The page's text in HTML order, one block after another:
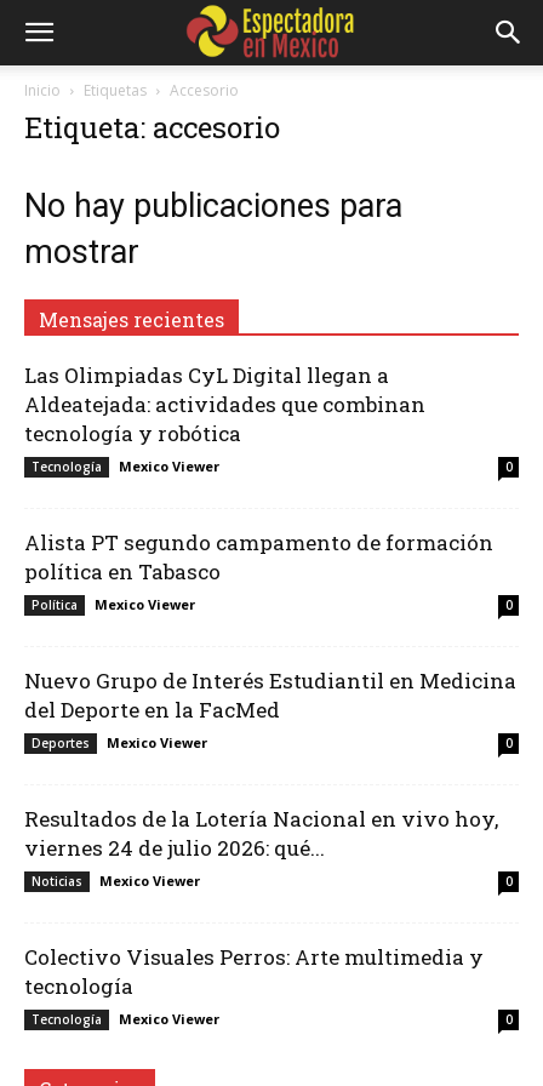
Inicio Etiquetas Accesorio
Etiqueta: accesorio
No hay publicaciones para
mostrar
Mensajes recientes
Las Olimpiadas CyL Digital llegan a
Aldeatejada: actividades que combinan
tecnología y robótica
Tecnología Mexico Viewer 0
Alista PT segundo campamento de formación
política en Tabasco
Política Mexico Viewer 0
Nuevo Grupo de Interés Estudiantil en Medicina
del Deporte en la FacMed
Deportes Mexico Viewer 0
Resultados de la Lotería Nacional en vivo hoy,
viernes 24 de julio 2026: qué...
Noticias Mexico Viewer 0
Colectivo Visuales Perros: Arte multimedia y
tecnología
Tecnología Mexico Viewer 0